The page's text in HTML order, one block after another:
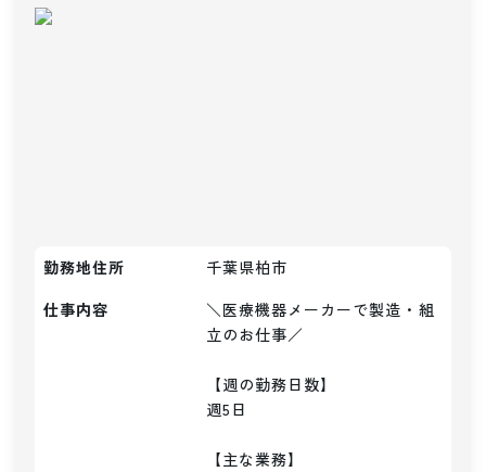
勤務地住所
千葉県柏市
仕事内容
＼医療機器メーカーで製造・組
立のお仕事／
【週の勤務日数】
週5日
【主な業務】